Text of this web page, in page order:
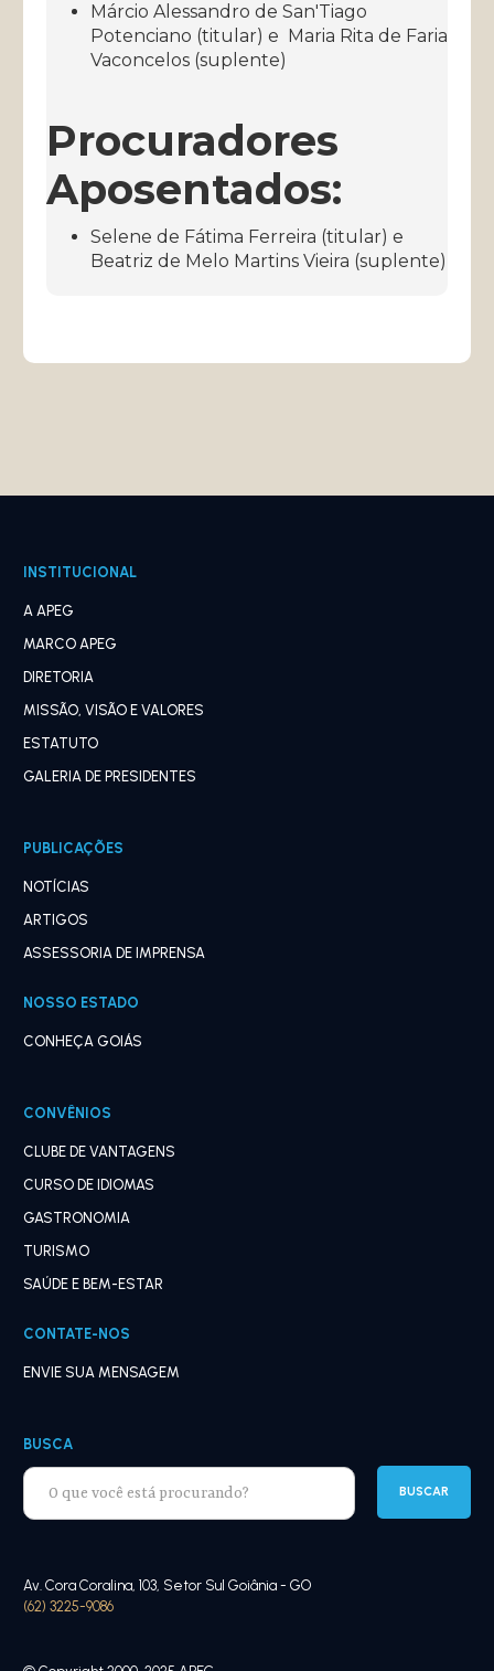
Márcio Alessandro de San'Tiago
Potenciano (titular) e Maria Rita de Faria
Vaconcelos (suplente)
Procuradores
Aposentados:
Selene de Fátima Ferreira (titular) e
Beatriz de Melo Martins Vieira (suplente)
INSTITUCIONAL
A APEG
MARCO APEG
DIRETORIA
MISSÃO, VISÃO E VALORES
ESTATUTO
GALERIA DE PRESIDENTES
PUBLICAÇÕES
NOTÍCIAS
ARTIGOS
ASSESSORIA DE IMPRENSA
NOSSO ESTADO
CONHEÇA GOIÁS
CONVÊNIOS
CLUBE DE VANTAGENS
CURSO DE IDIOMAS
GASTRONOMIA
TURISMO
SAÚDE E BEM-ESTAR
CONTATE-NOS
ENVIE SUA MENSAGEM
BUSCA
Av. Cora Coralina, 103, Setor Sul Goiânia - GO
(62) 3225-9086